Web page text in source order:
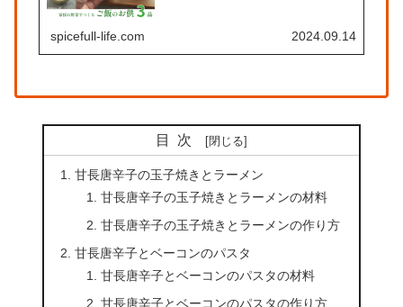
spicefull-life.com 2024.09.14
目次
甘長唐辛子の玉子焼きとラーメン
甘長唐辛子の玉子焼きとラーメンの材料
甘長唐辛子の玉子焼きとラーメンの作り方
甘長唐辛子とベーコンのパスタ
甘長唐辛子とベーコンのパスタの材料
甘長唐辛子とベーコンのパスタの作り方